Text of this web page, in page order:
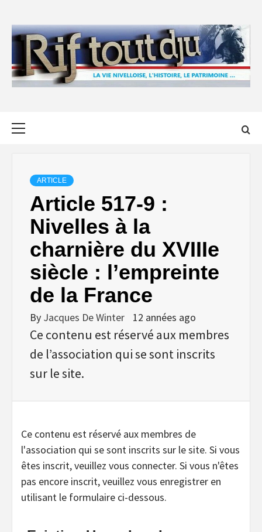
content
ARTICLE
Article 517-9 :
Nivelles à la
charnière du XVIIIe
siècle : l’empreinte
de la France
By Jacques De Winter 12 années ago
Ce contenu est réservé aux membres
de l’association qui se sont inscrits
sur le site.
Ce contenu est réservé aux membres de
l'association qui se sont inscrits sur le site. Si vous
êtes inscrit, veuillez vous connecter. Si vous n'êtes
pas encore inscrit, veuillez vous enregistrer en
utilisant le formulaire ci-dessous.